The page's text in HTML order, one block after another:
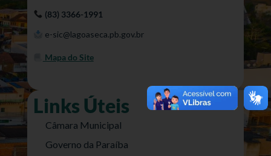
(83) 3366-1991
e-sic@lagoaseca.pb.gov.br
Mapa do Site
Links Úteis
Câmara Municipal
Governo da Paraíba